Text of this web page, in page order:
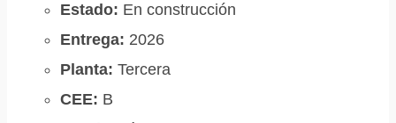
Estado: En construcción
Entrega: 2026
Planta: Tercera
CEE: B